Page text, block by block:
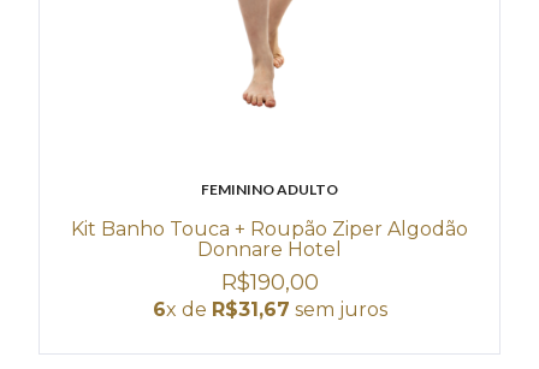
FEMININO ADULTO
Kit Banho Touca + Roupão Ziper Algodão
Donnare Hotel
R$190,00
6x de R$31,67 sem juros